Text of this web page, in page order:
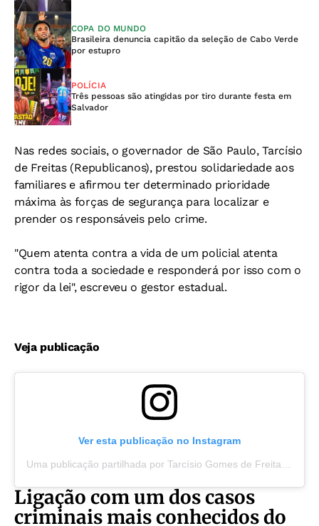
COPA DO MUNDO
Brasileira denuncia capitão da seleção de Cabo Verde
por estupro
POLÍCIA
Três pessoas são atingidas por tiro durante festa em
Salvador
Nas redes sociais, o governador de São Paulo, Tarcísio
de Freitas (Republicanos), prestou solidariedade aos
familiares e afirmou ter determinado prioridade
máxima às forças de segurança para localizar e
prender os responsáveis pelo crime.
"Quem atenta contra a vida de um policial atenta
contra toda a sociedade e responderá por isso com o
rigor da lei", escreveu o gestor estadual.
Veja publicação
Ver esta publicação no Instagram
Ligação com um dos casos
criminais mais conhecidos do